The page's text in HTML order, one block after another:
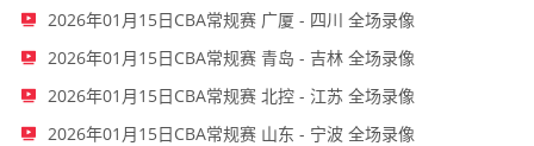
2026年01月15日CBA常规赛 广厦 - 四川 全场录像
2026年01月15日CBA常规赛 青岛 - 吉林 全场录像
2026年01月15日CBA常规赛 北控 - 江苏 全场录像
2026年01月15日CBA常规赛 山东 - 宁波 全场录像